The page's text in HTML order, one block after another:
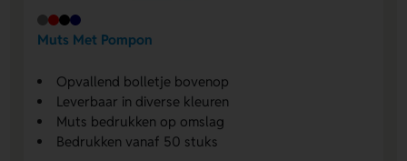
Muts Met Pompon
Opvallend bolletje bovenop
Leverbaar in diverse kleuren
Muts bedrukken op omslag
Bedrukken vanaf 50 stuks